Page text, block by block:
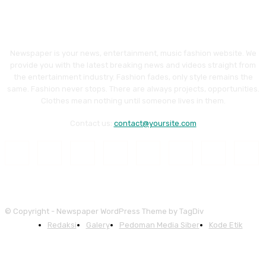
contact@yoursite.com
© Copyright - Newspaper WordPress Theme by TagDiv
Redaksi
Galery Pedoman Media Siber Kode Etik